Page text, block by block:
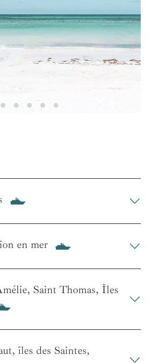
en mer
Saint Thomas, Îles
îles des Saintes,